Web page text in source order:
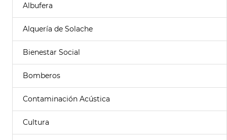
Albufera
Alquería de Solache
Bienestar Social
Bomberos
Contaminación Acústica
Cultura